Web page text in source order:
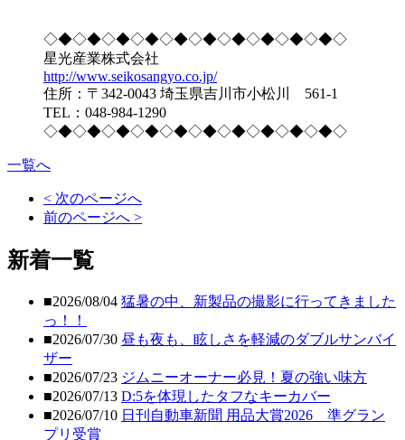
◇◆◇◆◇◆◇◆◇◆◇◆◇◆◇◆◇◆◇◆◇
星光産業株式会社
http://www.seikosangyo.co.jp/
住所：〒342-0043 埼玉県吉川市小松川 561-1
TEL：048-984-1290
◇◆◇◆◇◆◇◆◇◆◇◆◇◆◇◆◇◆◇◆◇
一覧へ
< 次のページへ
前のページへ >
新着一覧
■2026/08/04 猛暑の中、新製品の撮影に行ってきました
っ！！
■2026/07/30 昼も夜も、眩しさを軽減のダブルサンバイ
ザー
■2026/07/23 ジムニーオーナー必見！夏の強い味方
■2026/07/13 D:5を体現したタフなキーカバー
■2026/07/10 日刊自動車新聞 用品大賞2026 準グラン
プリ受賞